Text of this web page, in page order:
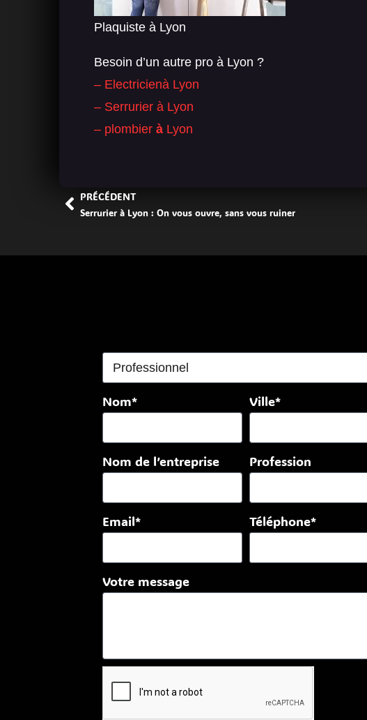
Plaquiste à Lyon
Besoin d’un autre pro à Lyon ?
– Electricienà Lyon
– Serrurier à Lyon
– plombierà Lyon
PRÉCÉDENT
Serrurier à Lyon : On vous ouvre, sans vous ruiner
Nom* Ville*
Nom de l’entreprise Profession
Email* Téléphone*
Votre message